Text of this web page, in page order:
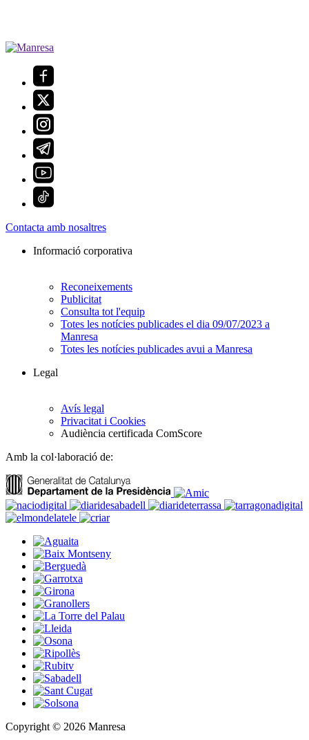
Contacta amb nosaltres
Informació corporativa
Reconeixements
Publicitat
Consulta tot l'equip
Totes les notícies publicades el dia 09/07/2023 a
Manresa
Totes les notícies publicades avui a Manresa
Legal
Avís legal
Privacitat i Cookies
Audiència certificada ComScore
Amb la col·laboració de:
Copyright © 2026 Manresa